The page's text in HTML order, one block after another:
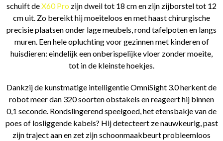
schuift deX60 Pro zijn dweil tot 18 cm en zijn zijborstel tot 12
cm uit. Zo bereikt hij moeiteloos en met haast chirurgische
precisie plaatsen onder lage meubels, rond tafelpoten en langs
muren. Een hele opluchting voor gezinnen met kinderen of
huisdieren: eindelijk een onberispelijke vloer zonder moeite,
tot in de kleinste hoekjes.
Dankzij de kunstmatige intelligentie OmniSight 3.0 herkent de
robot meer dan 320 soorten obstakels en reageert hij binnen
0,1 seconde. Rondslingerend speelgoed, het etensbakje van de
poes of losliggende kabels? Hij detecteert ze nauwkeurig, past
zijn traject aan en zet zijn schoonmaakbeurt probleemloos